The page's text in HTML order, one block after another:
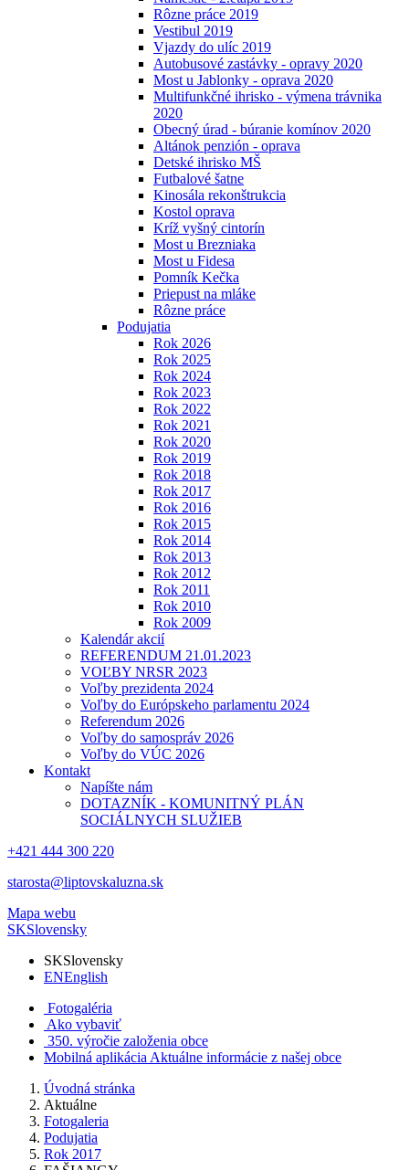
Rôzne práce 2019
Vestibul 2019
Vjazdy do ulíc 2019
Autobusové zastávky - opravy 2020
Most u Jablonky - oprava 2020
Multifunkčné ihrisko - výmena trávnika
2020
Obecný úrad - búranie komínov 2020
Altánok penzión - oprava
Detské ihrisko MŠ
Futbalové šatne
Kinosála rekonštrukcia
Kostol oprava
Kríž vyšný cintorín
Most u Brezniaka
Most u Fidesa
Pomník Kečka
Priepust na mláke
Rôzne práce
Podujatia
Rok 2026
Rok 2025
Rok 2024
Rok 2023
Rok 2022
Rok 2021
Rok 2020
Rok 2019
Rok 2018
Rok 2017
Rok 2016
Rok 2015
Rok 2014
Rok 2013
Rok 2012
Rok 2011
Rok 2010
Rok 2009
Kalendár akcií
REFERENDUM 21.01.2023
VOĽBY NRSR 2023
Voľby prezidenta 2024
Voľby do Európskeho parlamentu 2024
Referendum 2026
Voľby do samospráv 2026
Voľby do VÚC 2026
Kontakt
Napíšte nám
DOTAZNÍK - KOMUNITNÝ PLÁN
SOCIÁLNYCH SLUŽIEB
+421 444 300 220
starosta@liptovskaluzna.sk
Mapa webu
SKSlovensky
SKSlovensky
ENEnglish
Fotogaléria
Ako vybaviť
350. výročie založenia obce
Mobilná aplikácia Aktuálne informácie z našej obce
Úvodná stránka
Aktuálne
Fotogaleria
Podujatia
Rok 2017